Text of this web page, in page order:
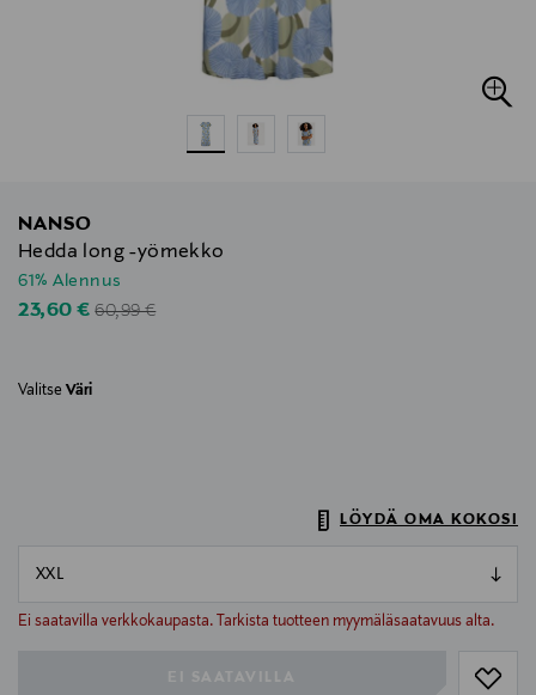
NANSO
Hedda long -yömekko
61% Alennus
Discounted Price
23,60 €Original Price
60,99 €
Valitse Väri
LÖYDÄ OMA KOKOSI
Ei saatavilla verkkokaupasta. Tarkista tuotteen myymäläsaatavuus alta.
null